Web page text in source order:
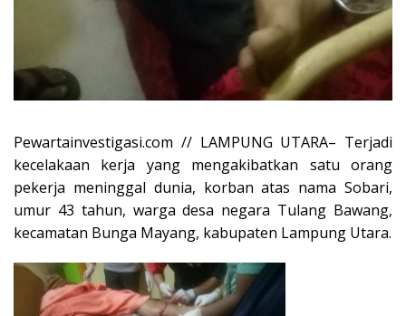
Pewartainvestigasi.com // LAMPUNG UTARA– Terjadi
kecelakaan kerja yang mengakibatkan satu orang
pekerja meninggal dunia, korban atas nama Sobari,
umur 43 tahun, warga desa negara Tulang Bawang,
kecamatan Bunga Mayang, kabupaten Lampung Utara.